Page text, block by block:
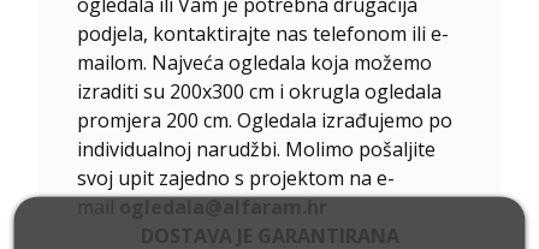
podjela, kontaktirajte nas telefonom ili e-
mailom. Najveća ogledala koja možemo
izraditi su 200x300 cm i okrugla ogledala
promjera 200 cm. Ogledala izrađujemo po
individualnoj narudžbi. Molimo pošaljite
svoj upit zajedno s projektom na e-